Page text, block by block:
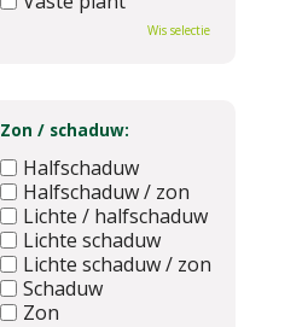
Wis selectie
Zon / schaduw:
Halfschaduw
Halfschaduw / zon
Lichte / halfschaduw
Lichte schaduw
Lichte schaduw / zon
Schaduw
Zon